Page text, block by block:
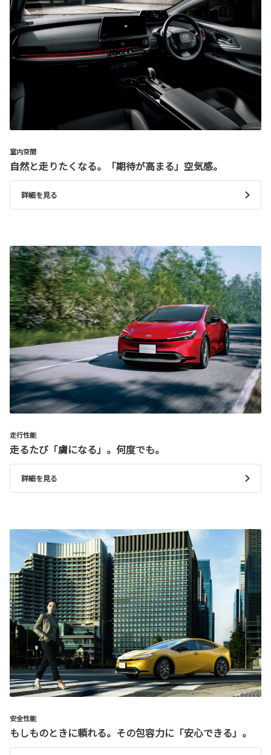
室内空間
自然と走りたくなる。「期待が高まる」空気感。
詳細を見る
走行性能
走るたび「虜になる」。何度でも。
詳細を見る
安全性能
もしものときに頼れる。その包容力に「安心できる」。